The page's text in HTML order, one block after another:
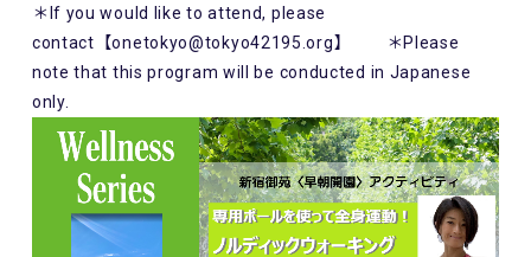
＊If you would like to attend, please
contact【onetokyo@tokyo42195.org】 ＊Please
note that this program will be conducted in Japanese
only.